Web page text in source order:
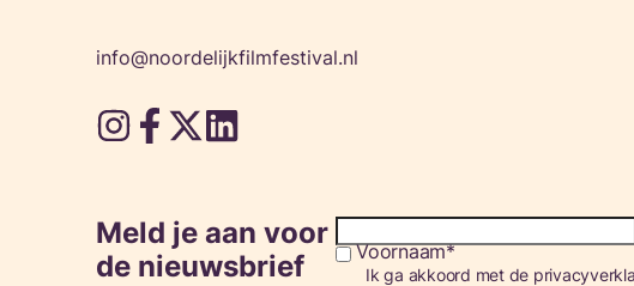
info@noordelijkfilmfestival.nl
Meld je aan voor
de nieuwsbrief
Voornaam
Consent
Ik ga akkoord met de